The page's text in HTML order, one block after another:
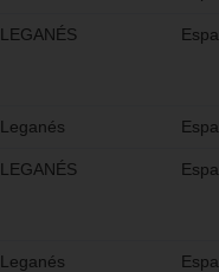
LEGANÉS
Leganés
LEGANÉS
Leganés